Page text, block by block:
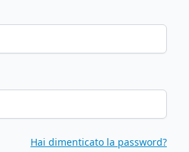
Hai dimenticato la password?